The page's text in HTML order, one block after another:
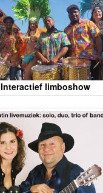
Interactief limboshow